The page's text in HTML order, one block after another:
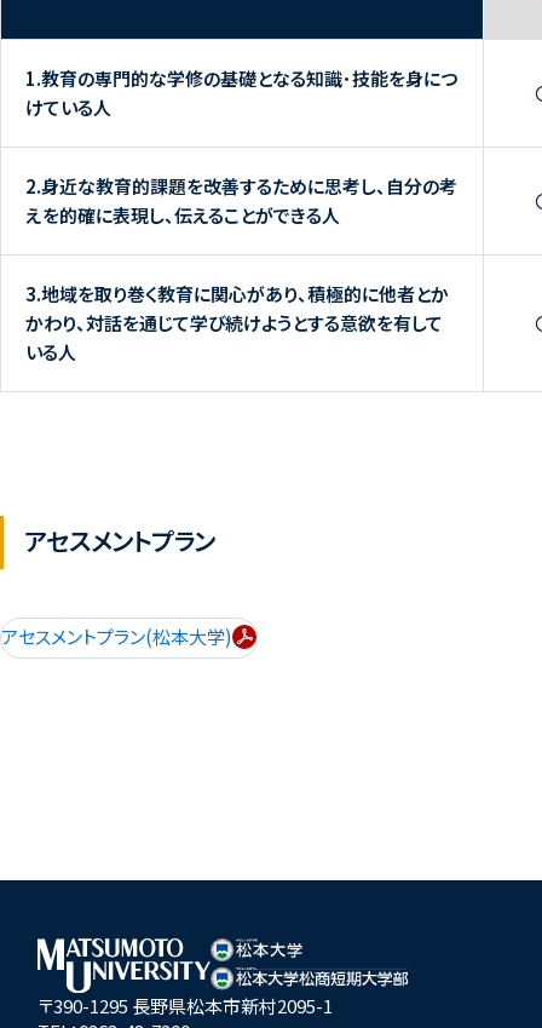
1.教育の専門的な学修の基礎となる知識･技能を身につ
けている人
2.身近な教育的課題を改善するために思考し、自分の考
えを的確に表現し、伝えることができる人
3.地域を取り巻く教育に関心があり、積極的に他者とか
かわり、対話を通じて学び続けようとする意欲を有して
いる人
アセスメントプラン
アセスメントプラン(松本大学)
〒390-1295 長野県松本市新村2095-1